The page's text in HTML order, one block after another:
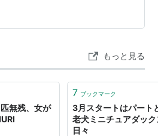
もっと見る
無残、女が
7 ブックマーク
3月スタートはパート
老犬ミニチュアダッ
日々